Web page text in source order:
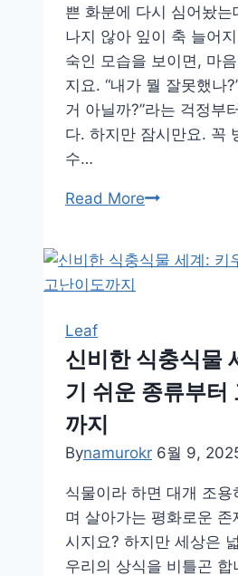
크
기
선
택
법
쁜 화분에 다시 심어놨는
나지 않아 잎이 축 늘어
숙인 모습을 보이면, 마
지요. “내가 뭘 잘못했나
거 아닐까?”라는 걱정부
다. 하지만 잠시만요. 꼭
수…
Read More분
후
힘
없
선
안
되
는
Leaf
신비한 식충식물
기 쉬운 종류부터
까지
Bynamurokr 6월 9,
식물이라 하면 대개 조
며 살아가는 평화로운 존
시지요? 하지만 세상은
우리의 상식을 비틀곤 합